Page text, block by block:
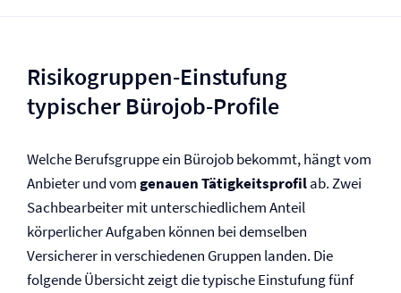
Risikogruppen-Einstufung
typischer Bürojob-Profile
Welche Berufsgruppe ein Bürojob bekommt, hängt vom
Anbieter und vomgenauen Tätigkeitsprofilab. Zwei
Sachbearbeiter mit unterschiedlichem Anteil
körperlicher Aufgaben können bei demselben
Versicherer in verschiedenen Gruppen landen. Die
folgende Übersicht zeigt die typische Einstufung fünf